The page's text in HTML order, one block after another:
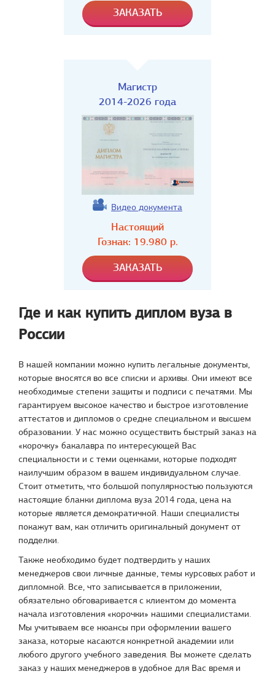
Магистр
2014-2026 года
Видео документа
Настоящий
Гознак: 19.980р.
Где и как купить диплом вуза в
России
В нашей компании можно купить легальные документы,
которые вносятся во все списки и архивы. Они имеют все
необходимые степени защиты и подписи с печатями. Мы
гарантируем высокое качество и быстрое изготовление
аттестатов и дипломов о средне специальном и высшем
образовании. У нас можно осуществить быстрый заказ на
«корочку» бакалавра по интересующей Вас
специальности и с теми оценками, которые подходят
наилучшим образом в вашем индивидуальном случае.
Стоит отметить, что большой популярностью пользуются
настоящие бланки диплома вуза 2014 года, цена на
которые является демократичной. Наши специалисты
покажут вам, как отличить оригинальный документ от
подделки.
Также необходимо будет подтвердить у наших
менеджеров свои личные данные, темы курсовых работ и
дипломной. Все, что записывается в приложении,
обязательно обговаривается с клиентом до момента
начала изготовления «корочки» нашими специалистами.
Мы учитываем все нюансы при оформлении вашего
заказа, которые касаются конкретной академии или
любого другого учебного заведения. Вы можете сделать
заказ у наших менеджеров в удобное для Вас время и